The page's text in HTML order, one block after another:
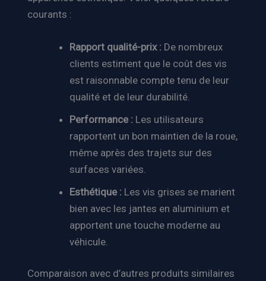
courants :
Rapport qualité-prix : De nombreux
clients estiment que le coût des vis
est raisonnable compte tenu de leur
qualité et de leur durabilité.
Performance : Les utilisateurs
rapportent un bon maintien de la roue,
même après des trajets sur des
surfaces variées.
Esthétique : Les vis grises se marient
bien avec les jantes en aluminium et
apportent une touche moderne au
véhicule.
Comparaison avec d’autres produits similaires